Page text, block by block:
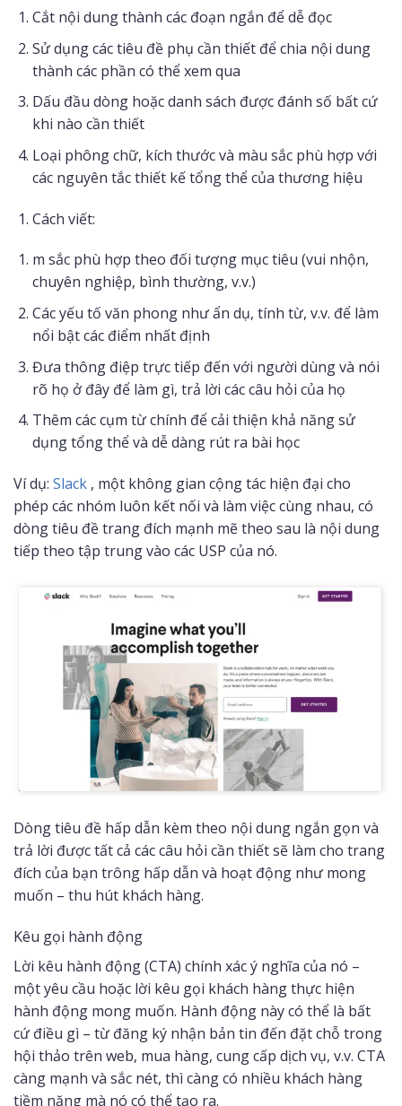
Cắt nội dung thành các đoạn ngắn để dễ đọc
Sử dụng các tiêu đề phụ cần thiết để chia nội dung
thành các phần có thể xem qua
Dấu đầu dòng hoặc danh sách được đánh số bất cứ
khi nào cần thiết
Loại phông chữ, kích thước và màu sắc phù hợp với
các nguyên tắc thiết kế tổng thể của thương hiệu
Cách viết:
m sắc phù hợp theo đối tượng mục tiêu (vui nhộn,
chuyên nghiệp, bình thường, v.v.)
Các yếu tố văn phong như ẩn dụ, tính từ, v.v. để làm
nổi bật các điểm nhất định
Đưa thông điệp trực tiếp đến với người dùng và nói
rõ họ ở đây để làm gì, trả lời các câu hỏi của họ
Thêm các cụm từ chính để cải thiện khả năng sử
dụng tổng thể và dễ dàng rút ra bài học
Ví dụ: Slack , một không gian cộng tác hiện đại cho
phép các nhóm luôn kết nối và làm việc cùng nhau, có
dòng tiêu đề trang đích mạnh mẽ theo sau là nội dung
tiếp theo tập trung vào các USP của nó.
Dòng tiêu đề hấp dẫn kèm theo nội dung ngắn gọn và
trả lời được tất cả các câu hỏi cần thiết sẽ làm cho trang
đích của bạn trông hấp dẫn và hoạt động như mong
muốn – thu hút khách hàng.
Kêu gọi hành động
Lời kêu hành động (CTA) chính xác ý nghĩa của nó –
một yêu cầu hoặc lời kêu gọi khách hàng thực hiện
hành động mong muốn. Hành động này có thể là bất
cứ điều gì – từ đăng ký nhận bản tin đến đặt chỗ trong
hội thảo trên web, mua hàng, cung cấp dịch vụ, v.v. CTA
càng mạnh và sắc nét, thì càng có nhiều khách hàng
tiềm năng mà nó có thể tạo ra.